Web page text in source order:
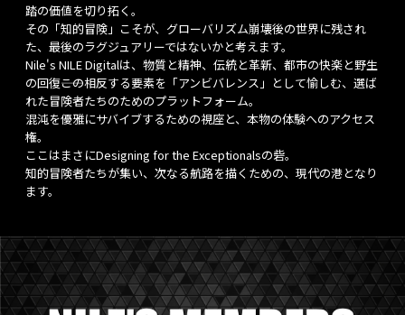
踏の価値を切り拓く。
その「知的冒険」こそが、グローバリズム崩壊後の世界に残され
た、最後のラグジュアリーではないかと考えます。
Nile's NILE Digitalは、物質と精神、伝統と革新、都市の快楽と野生
の回復――この相反する要素を「アンビバレンス」として愉しむ、選ば
れた冒険者たちのためのプラットフォーム。
混沌を優雅にサバイブするための視座と、本物の体験へのアクセス
権。
ここはまさにDesigning for the Exceptionalsの砦。
知的冒険者たちが集い、次なる航路を描くための、現代の港となり
ます。